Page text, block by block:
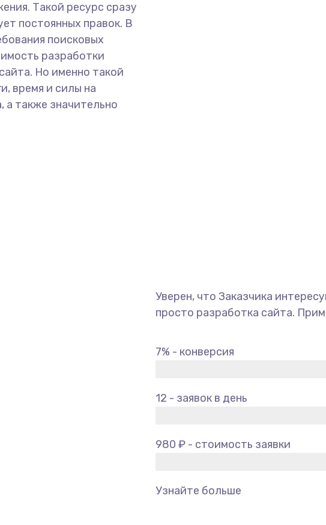
Такой ресурс сразу
постоянных правок. В
поисковых
разработки
Но именно такой
время и силы на
а также значительно
Уверен, что Заказчика
просто разработка сайта.
7% - конверсия
12 - заявок в день
980 ₽ - стоимость заявки
Узнайте больше